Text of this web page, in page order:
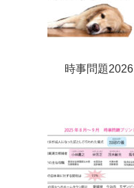
時事問題2026